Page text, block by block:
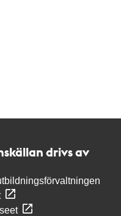
drivs av